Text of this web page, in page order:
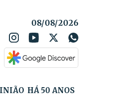
08/08/2026
HÁ 50 ANOS